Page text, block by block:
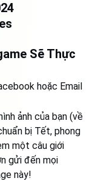
Sẽ Thực
hoặc Email
ảnh của bạn (về
bị Tết, phong
một câu giới
gửi đến mọi
này!